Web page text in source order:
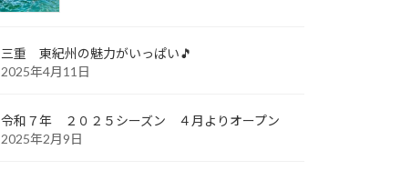
三重 東紀州の魅力がいっぱい🎵
2025年4月11日
令和７年 ２０２５シーズン ４月よりオープン
2025年2月9日